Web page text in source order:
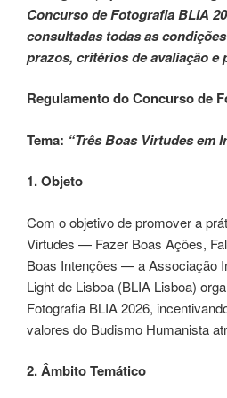
Concurso de Fotografia BLIA
consultadas todas as
prazos, critérios de avaliação e
Regulamento do Concurso de
Tema: “Três Boas Virtudes em
1. Objeto
Com o objetivo de promover a
Virtudes — Fazer Boas Ações,
Boas Intenções — a Associação
Light de Lisboa (BLIA Lisboa)
Fotografia BLIA 2026,
valores do Budismo Humanista
2. Âmbito Temático